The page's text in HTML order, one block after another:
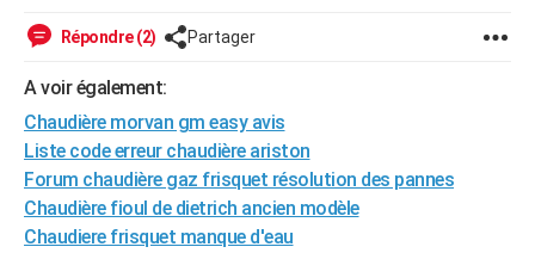
Mobiles
Meilleur smartphone
Internet
Ordinateurs
Jeux vidéo
Guide high-tech
BRICOLAGE
WEEK-END
Guides de France
Escapades
Patrimoine
Expositions
Musées
Week-end nature
+LIFESTYLE
Art de vivre
Bien-être
Loisirs
ModeModes de vie
SANTE
Alimentation
Guide de la santé
Maladies
Médicaments
Sommeil
Répondre (2) Partager
A voir également:
Chaudière morvan gm easy avis
Liste code erreur chaudière ariston
Forum chaudière gaz frisquet résolution des pannes
Chaudière fioul de dietrich ancien modèle
Chaudiere frisquet manque d'eau